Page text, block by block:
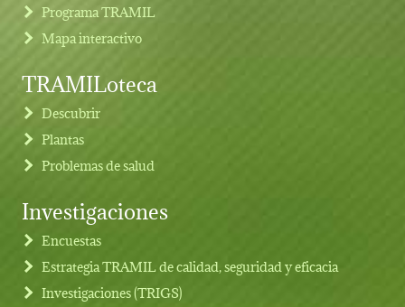
Footer menu
Programa TRAMIL
Mapa interactivo
TRAMILoteca
Descubrir
Plantas
Problemas de salud
Investigaciones
Encuestas
Estrategia TRAMIL de calidad, seguridad y eficacia
Investigaciones (TRIGS)